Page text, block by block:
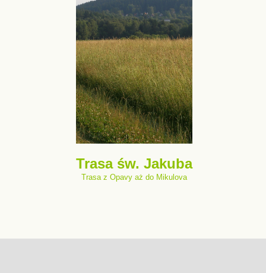
Trasa św. Jakuba
Trasa z Opavy aż do Mikulova